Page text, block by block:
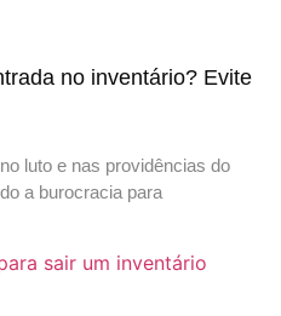
no inventário? Evite
luto e nas providências do
a burocracia para